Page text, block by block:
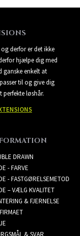
derfor er det ikke
hjælpe dig med
ganske enkelt at
til og give dig
løshår.
DRAWN
- FARVE
- FASTGØRELSEMETOD
– VÆLG KVALITET
& FJERNELSE
& SVAR